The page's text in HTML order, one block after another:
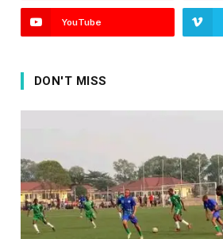
YouTube
DON'T MISS